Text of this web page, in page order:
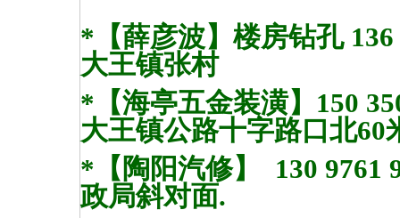
*【薛彦波】 楼房钻孔
大王镇张村
*【海亭五金装潢】150
大王镇公路十字路口北60
*【 陶阳汽修】 130 9761
政局斜对面.